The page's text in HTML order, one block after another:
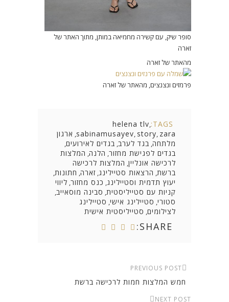
סופר שיק, עם קשירה מחמיאה במותן, מתוך האתר של
זארה
מהאתר של זארה
פרמזים ונצנצים, מהאתר של זארה
TAGS:
helena tlv,
sabinamusayev, story, zara
, ארגון
מלתחה, בגד לערב, בגדים לאירועים,
בגדים לפגישת מחזור, הלנה, המלצות
לרכישה אונליין, המלצות לרכישה
ברשת, הרצאות סטיילינג, זארה, חתונות,
יעוץ תדמית וסטיילינג, כנס מחזור, ליווי
קניות עם סטייליסטית, סבינה מוסאייב,
סטורי, סטיילינג אישי, סטיילינג
לצילומים, סטייליסטית אישית
SHARE:
PREVIOUS POST
חמש המלצות חמות לרכישה ברשת
NEXT POST